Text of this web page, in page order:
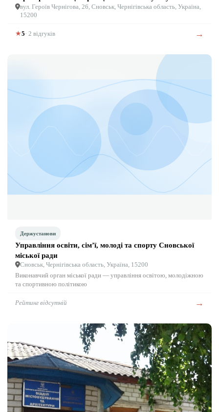
вул. Героїв Чернігова, 26, Сновськ, Чернігівська область, Україна,
15200
★5· 2 відгуків →
Держустанови
Управління освіти, сім’ї, молоді та спорту Сновської
міської ради
Сновськ, Чернігівська область, Україна, 15200
Виконавчий орган міської ради — управління освітою, молодіжною
та спортивною політикою
Рейтинг відсутній →